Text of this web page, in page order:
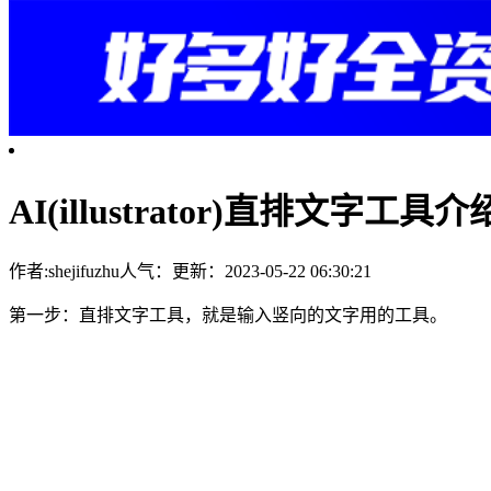
AI(illustrator)直排文字工具介
作者:shejifuzhu人气： 更新：2023-05-22 06:30:21
第一步：直排文字工具，就是输入竖向的文字用的工具。